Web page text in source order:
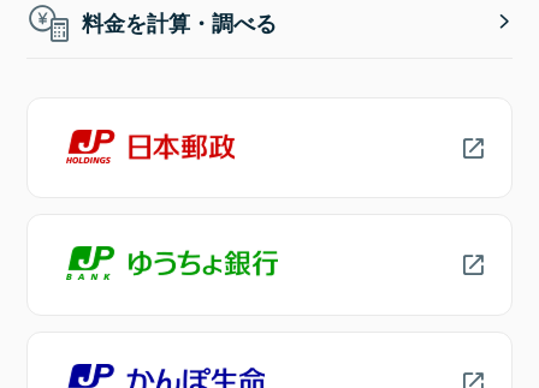
料金を計算・調べる